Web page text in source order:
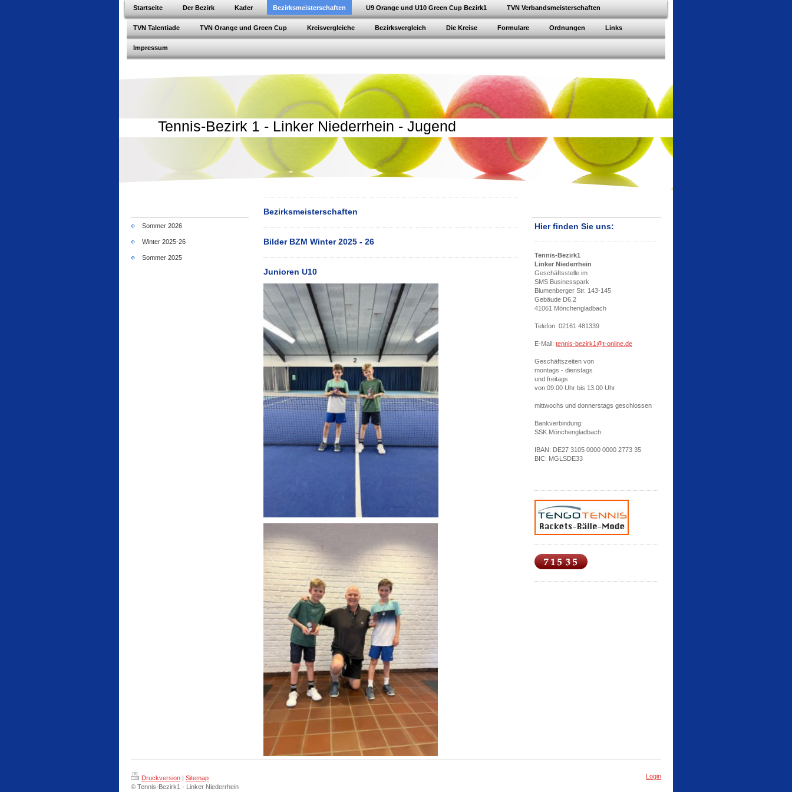
Startseite Der Bezirk Kader Bezirksmeisterschaften U9 Orange und U10 Green Cup Bezirk1 TVN Verbandsmeisterschaften
TVN Talentiade TVN Orange und Green Cup Kreisvergleiche Bezirksvergleich Die Kreise Formulare Ordnungen Links
Impressum
Tennis-Bezirk 1 - Linker Niederrhein - Jugend
Sommer 2026
Winter 2025-26
Sommer 2025
Bezirksmeisterschaften
Bilder BZM Winter 2025 - 26
Junioren U10
Hier finden Sie uns:
Tennis-Bezirk1
Linker Niederrhein
Geschäftsstelle im
SMS Businesspark
Blumenberger Str. 143-145
Gebäude D6.2
41061 Mönchengladbach
Telefon: 02161 481339
E-Mail: tennis-bezirk1@t-online.de
Geschäftszeiten von
montags - dienstags
und freitags
von 09.00 Uhr bis 13.00 Uhr
mittwochs und donnerstags geschlossen
Bankverbindung:
SSK Mönchengladbach
IBAN: DE27 3105 0000 0000 2773 35
BIC: MGLSDE33
Druckversion | Sitemap
© Tennis-Bezirk1 - Linker Niederrhein
Login